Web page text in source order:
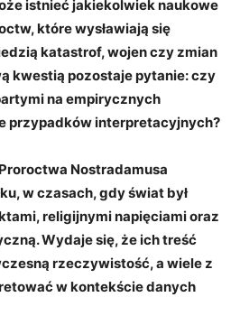
istnieć jakiekolwieknaukowe
które ‍wysławiają się
katastrof, wojen⁢ czy zmian⁢
⁣kwestią pozostaje pytanie:⁢ czy
na‍ empirycznych
przypadków interpretacyjnych?
Nostradamusa
w czasach, gdy świat był
religijnymi napięciami oraz‌
Wydaje ​się,⁣ że ich treść
rzeczywistość,⁣ a wiele z
w kontekście danych‍